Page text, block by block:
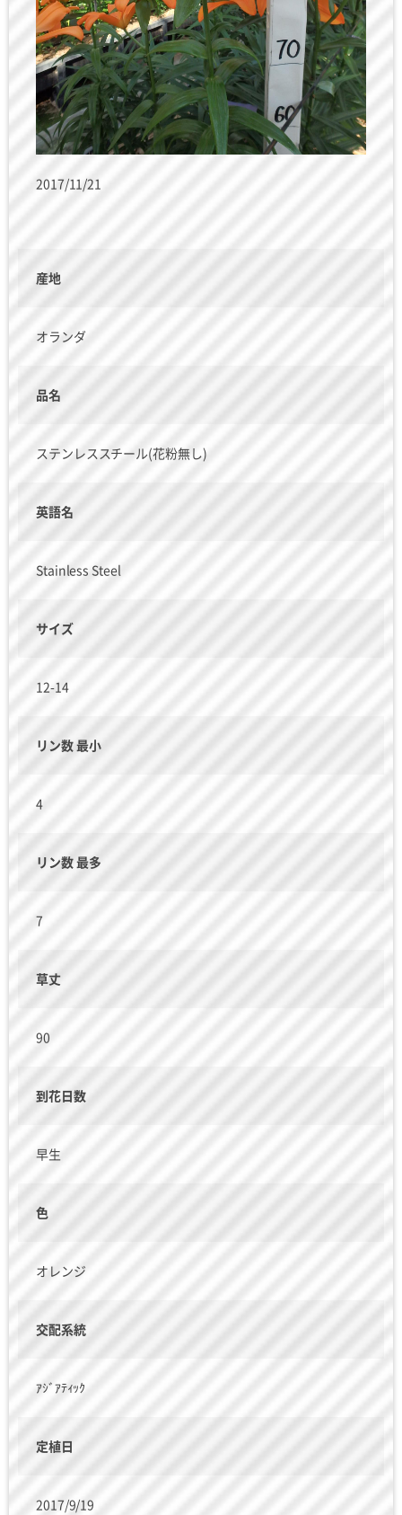
2017/11/21
産地
オランダ
品名
ステンレススチール(花粉無し)
英語名
Stainless Steel
サイズ
12-14
リン数 最小
4
リン数 最多
7
草丈
90
到花日数
早生
色
オレンジ
交配系統
ｱｼﾞｱﾃｨｯｸ
定植日
2017/9/19